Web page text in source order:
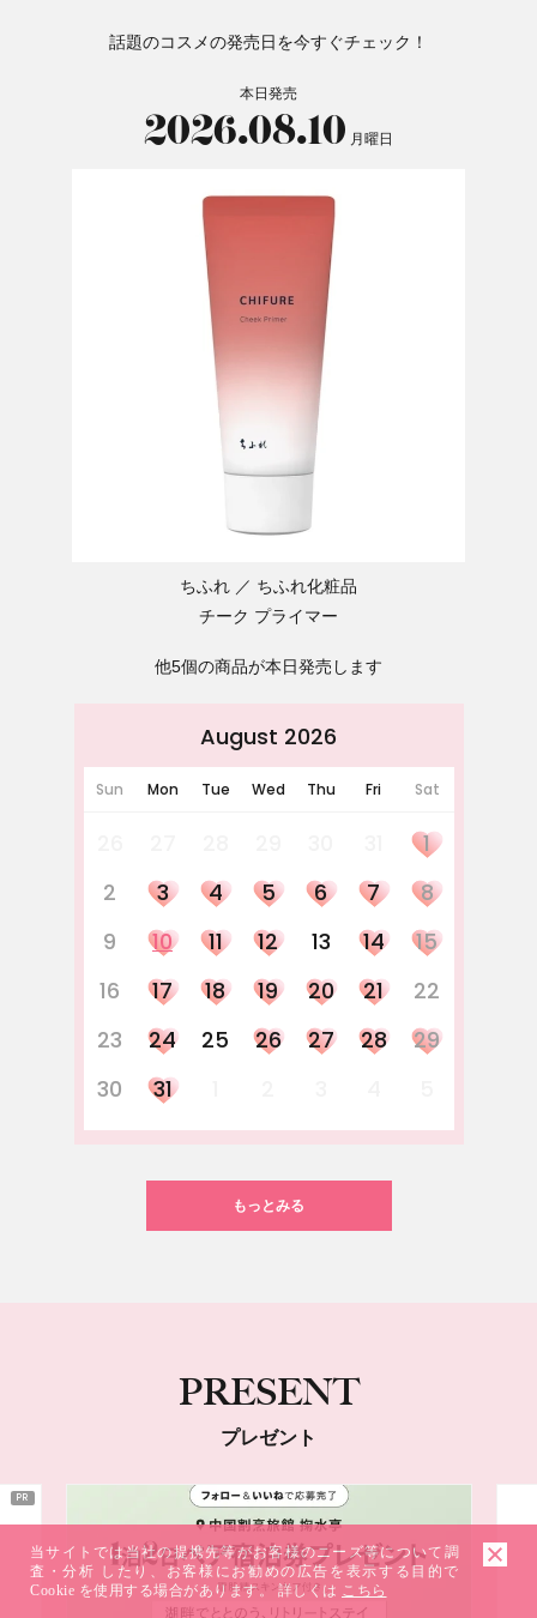
話題のコスメの発売日を今すぐチェック！
本日発売
2026.08.10 月曜日
ちふれ
ちふれ化粧品
チーク プライマー
他5個の商品が本日発売します
August 2026
Sun Mon Tue Wed Thu Fri Sat
1
2
3 4 5 6 7
8
9
10 11 12 13 14
15
16
17 18 19 20 21
22
23
24 25 26 27 28
29
30
31
もっとみる
PRESENT
プレゼント
当サイトでは当社の提携先等がお客様のニーズ等について調
査・分析 したり、お客様にお勧めの広告を表示する目的で
Cookie を使用する場合があります。 詳しくは こちら